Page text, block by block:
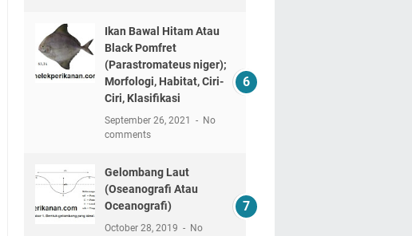
Ikan Bawal Hitam Atau
Black Pomfret
(Parastromateus niger);
Morfologi, Habitat, Ciri-
Ciri, Klasifikasi
September 26, 2021
No
comments
Gelombang Laut
(Oseanografi Atau
Oceanografi)
October 28, 2019
No